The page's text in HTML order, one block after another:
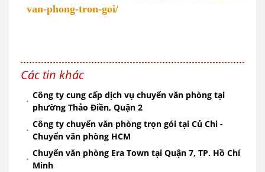
van-phong-tron-goi/
Các tin khác
Công ty cung cấp dịch vụ chuyển văn phòng tại
phường Thảo Điền, Quận 2
Công ty chuyển văn phòng trọn gói tại Củ Chi -
Chuyển văn phòng HCM
Chuyển văn phòng Era Town tại Quận 7, TP. Hồ Chí
Minh